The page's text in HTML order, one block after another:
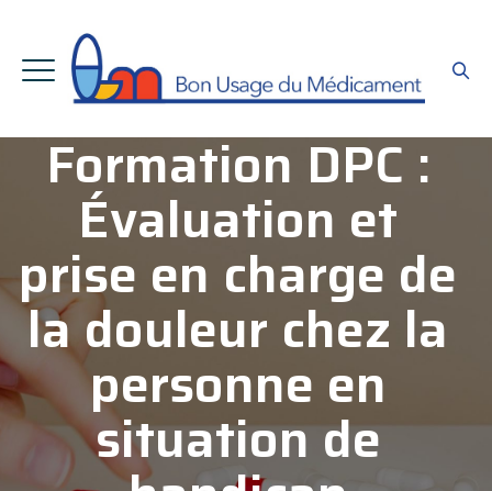
Formation DPC :
Évaluation et
prise en charge de
la douleur chez la
personne en
situation de